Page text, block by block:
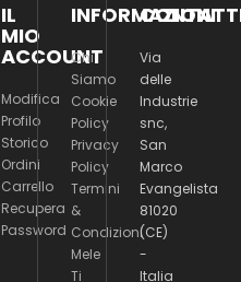
IL
MIO
ACCOUNT
Modifica
Profilo
Storico
Ordini
Carrello
Recupera
Password
INFORMAZIONI
Chi
Siamo
Cookie
Policy
Privacy
Policy
Termini
&
Condizioni
Mele
Ti
Via
delle
Industrie
snc,
San
Marco
Evangelista
81020
(CE)
-
Italia